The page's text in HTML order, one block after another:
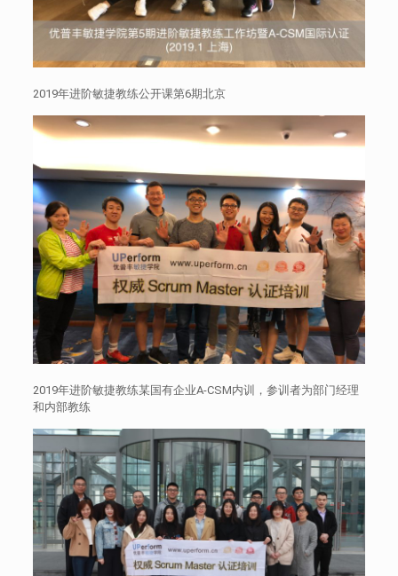
2019年进阶敏捷教练公开课第6期北京
2019年进阶敏捷教练某国有企业A-CSM内训，参训者为部门经理
和内部教练